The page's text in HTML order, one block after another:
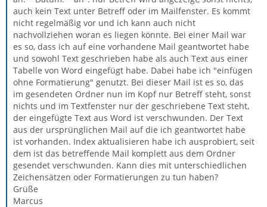
auch kein Text unter Betreff oder im Mailfenster. Es kommt
nicht regelmäßig vor und ich kann auch nicht
nachvollziehen woran es liegen könnte. Bei einer Mail war
es so, dass ich auf eine vorhandene Mail geantwortet habe
und sowohl Text geschrieben habe als auch Text aus einer
Tabelle von Word eingefügt habe. Dabei habe ich "einfügen
ohne Formatierung" genutzt. Bei dieser Mail ist es so, das
im gesendeten Ordner nun im Kopf nur Betreff steht, sonst
nichts und im Textfenster nur der geschriebene Text steht,
der eingefügte Text aus Word ist verschwunden. Der Text
aus der ursprünglichen Mail auf die ich geantwortet habe
ist vorhanden. Index aktualisieren habe ich ausprobiert, seit
dem ist das betreffende Mail komplett aus dem Ordner
gesendet verschwunden. Kann dies mit unterschiedlichen
Zeichensätzen oder Formatierungen zu tun haben?
Grüße
Marcus